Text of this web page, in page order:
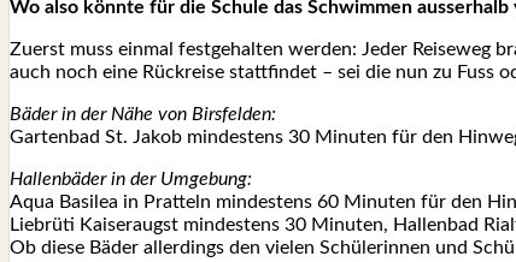
Wo also könn­te für die Schu­le das Schwim­men
Zuerst muss ein­mal fest­ge­hal­ten wer­den: Jeder Rei­se­weg
auch noch eine Rück­rei­se statt­fin­det – sei die nun zu Fuss
Bäder in der Nähe von Birs­fel­den:
Gar­ten­bad St. Jakob min­des­tens 30 Minu­ten für den
Hal­len­bä­der in der Umge­bung:
Aqua Basi­lea in Prat­teln min­des­tens 60 Minu­ten für den
Liebrü­ti Kai­ser­augst min­des­tens 30 Minu­ten, Hal­len­bad
Ob die­se Bäder aller­dings den vie­len Schü­le­rin­nen und